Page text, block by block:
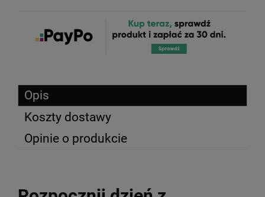
Opis
Koszty dostawy
Opinie o produkcie